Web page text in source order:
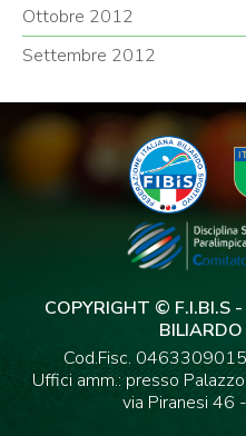
Ottobre 2012
Settembre 2012
COPYRIGHT © F.I.BI.S
Cod.Fisc.
Uffici amm.: presso
via Piranesi 46